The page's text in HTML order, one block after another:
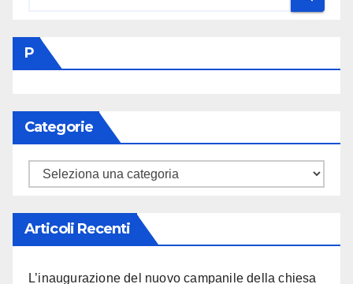
P
Categorie
Categorie
Articoli Recenti
L’inaugurazione del nuovo campanile della chiesa